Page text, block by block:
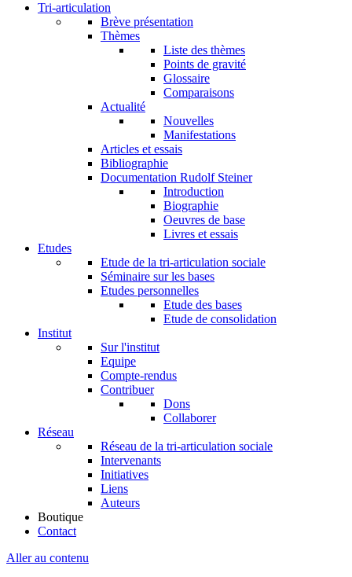
Tri-articulation
Brève présentation
Thèmes
Liste des thèmes
Points de gravité
Glossaire
Comparaisons
Actualité
Nouvelles
Manifestations
Articles et essais
Bibliographie
Documentation Rudolf Steiner
Introduction
Biographie
Oeuvres de base
Livres et essais
Etudes
Etude de la tri-articulation sociale
Séminaire sur les bases
Etudes personnelles
Etude des bases
Etude de consolidation
Institut
Sur l'institut
Equipe
Compte-rendus
Contribuer
Dons
Collaborer
Réseau
Réseau de la tri-articulation sociale
Intervenants
Initiatives
Liens
Auteurs
Boutique
Contact
Aller au contenu